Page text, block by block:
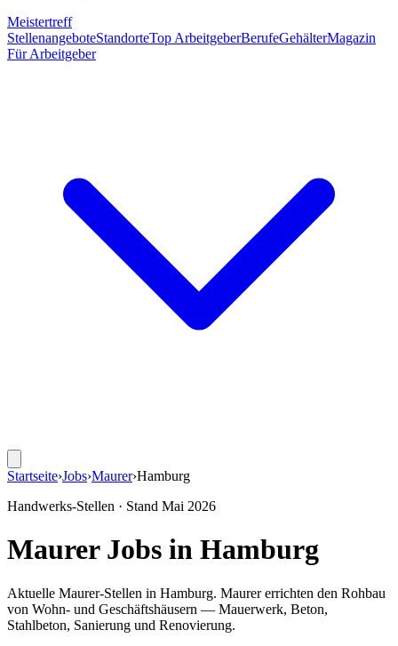
Meistertreff
StellenangeboteStandorteTop ArbeitgeberBerufeGehälterMagazin
Für Arbeitgeber
Startseite›Jobs›Maurer›Hamburg
Handwerks-Stellen · Stand Mai 2026
MaurerJobs in Hamburg
Aktuelle Maurer-Stellen in Hamburg. Maurer errichten den Rohbau
von Wohn- und Geschäftshäusern — Mauerwerk, Beton,
Stahlbeton, Sanierung und Renovierung.